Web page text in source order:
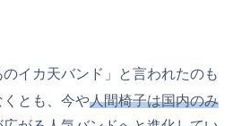
のイカ天バンド」と言われたのも
とも、今や人間椅子は国内のみ